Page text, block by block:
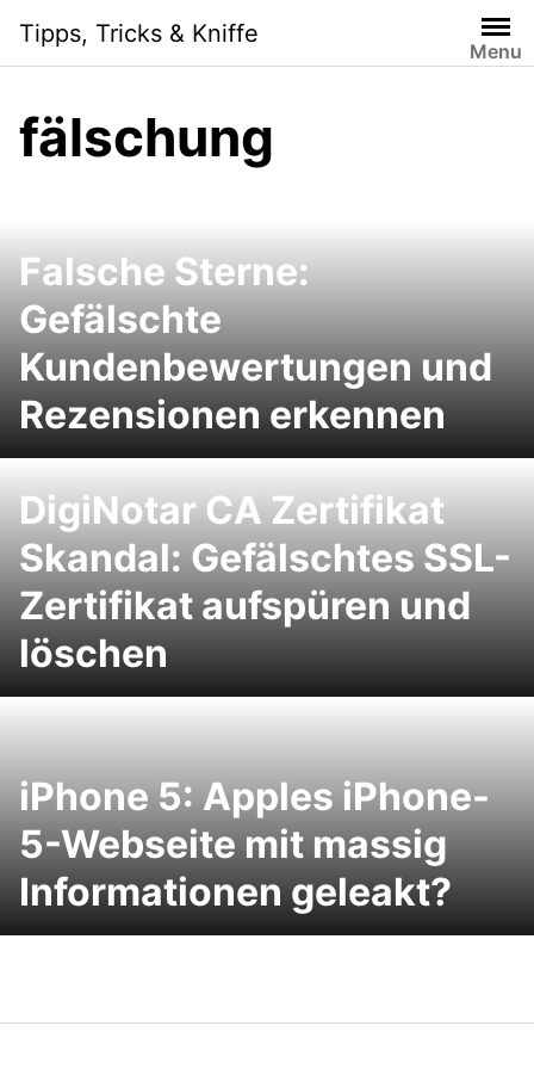
content
Tipps, Tricks & Kniffe
Menu
fälschung
Falsche Sterne:
Gefälschte
Kundenbewertungen und
Rezensionen erkennen
DigiNotar CA Zertifikat
Skandal: Gefälschtes SSL-
Zertifikat aufspüren und
löschen
iPhone 5: Apples iPhone-
5-Webseite mit massig
Informationen geleakt?